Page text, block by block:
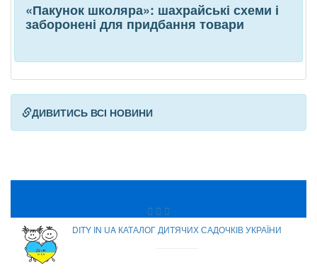
«Пакунок школяра»: шахрайські схеми і
заборонені для придбання товари
ДИВИТИСЬ ВСІ НОВИНИ
DITY IN UA КАТАЛОГ ДИТЯЧИХ САДОЧКІВ УКРАЇНИ